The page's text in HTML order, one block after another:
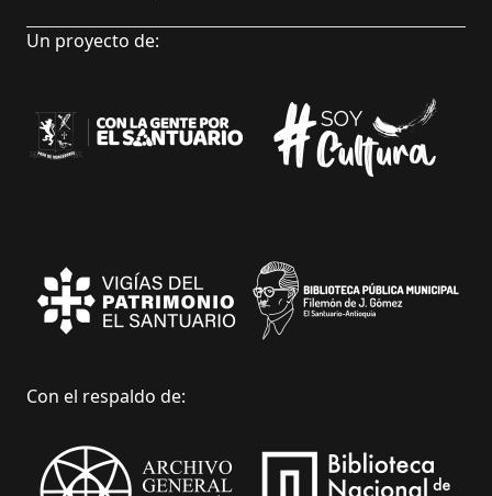
Un proyecto de:
Con el respaldo de: